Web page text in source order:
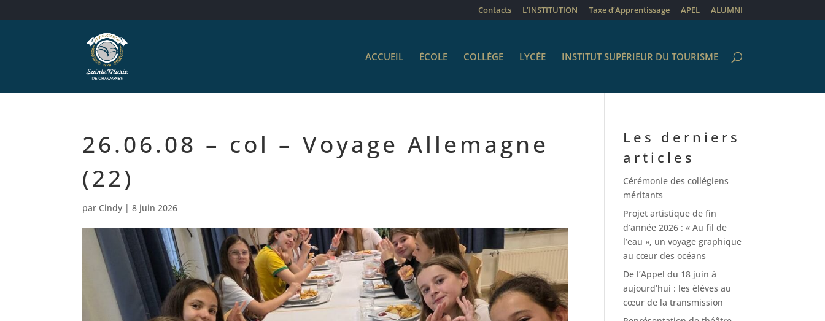
Contacts L’INSTITUTION Taxe d’Apprentissage APEL ALUMNI
ACCUEIL ÉCOLE COLLÈGE LYCÉE INSTITUT SUPÉRIEUR DU TOURISME
26.06.08 – col – Voyage Allemagne
(22)
par Cindy |8 juin 2026
Les derniers
articles
Cérémonie des collégiens
méritants
Projet artistique de fin
d’année 2026 : « Au fil de
l’eau », un voyage graphique
au cœur des océans
De l’Appel du 18 juin à
aujourd’hui : les élèves au
cœur de la transmission